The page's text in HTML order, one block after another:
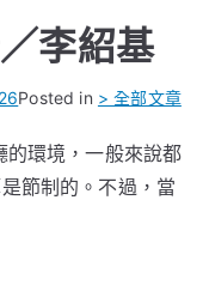
李紹基
Posted in > 全部文章
環境，一般來說都
節制的。不過，當